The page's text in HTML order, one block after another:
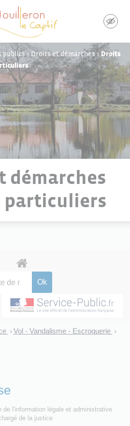
publics>Droits et démarches>Droits
démarches
particuliers
> Vol - Vandalisme - Escroquerie >
de l'information légale et administrative
de la justice